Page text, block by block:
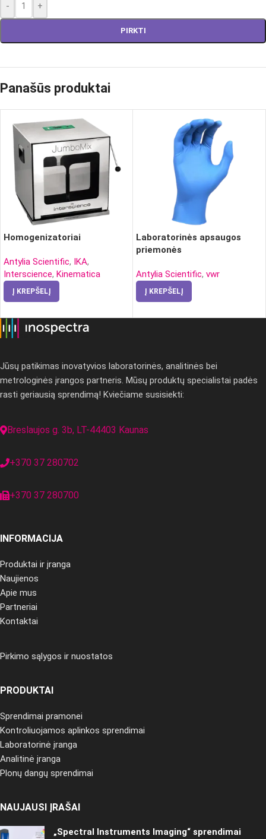
- +
PIRKTI
Panašūs produktai
Homogenizatoriai
Antylia Scientific, IKA,
Interscience, Kinematica
Į KREPŠELĮ
Laboratorinės apsaugos
priemonės
Antylia Scientific, vwr
Į KREPŠELĮ
Jūsų patikimas inovatyvios laboratorinės, analitinės bei
metrologinės įrangos partneris. Mūsų produktų specialistai padės
rasti geriausią sprendimą! Kviečiame susisiekti:
Breslaujos g. 3b, LT-44403 Kaunas
+370 37 280702
+370 37 280700
INFORMACIJA
Produktai ir įranga
Naujienos
Apie mus
Partneriai
Kontaktai
Pirkimo sąlygos ir nuostatos
PRODUKTAI
Sprendimai pramonei
Kontroliuojamos aplinkos sprendimai
Laboratorinė įranga
Analitinė įranga
Plonų dangų sprendimai
NAUJAUSI ĮRAŠAI
„Spectral Instruments Imaging“ sprendimai